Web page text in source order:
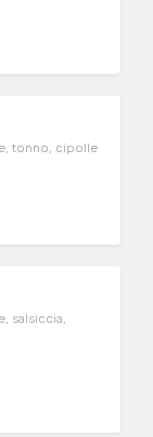
tonno, cipolle
salsiccia,